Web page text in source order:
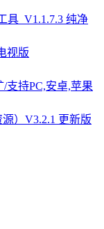
具_V1.1.7.3 纯净
视版
支持PC,安卓,苹果
）V3.2.1 更新版